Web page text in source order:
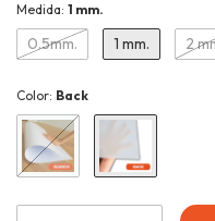
Medida: 1 mm.
0.5mm. 1 mm. 2
Color: Back